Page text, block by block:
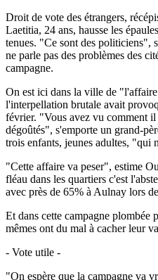
Droit de vote des étrangers,
Laetitia, 24 ans, hausse les
tenues. "Ce sont des politiciens",
ne parle pas des problèmes des
campagne.
On est ici dans la ville de
l'interpellation brutale avait
février. "Vous avez vu comment il
dégoûtés", s'emporte un grand-
trois enfants, jeunes adultes, "qui
"Cette affaire va peser", estime
fléau dans les quartiers c'est
avec près de 65% à Aulnay lors
Et dans cette campagne plombée
mêmes ont du mal à cacher leur
- Vote utile -
"On espère que la campagne va